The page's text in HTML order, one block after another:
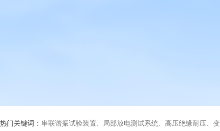
热门关键词： 串联谐振试验装置、局部放电测试系统、高压绝缘耐压、变